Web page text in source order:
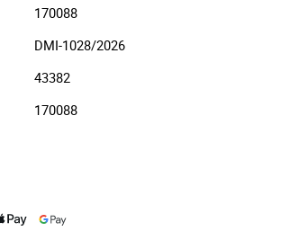
170088
DMI-1028/2026
43382
170088